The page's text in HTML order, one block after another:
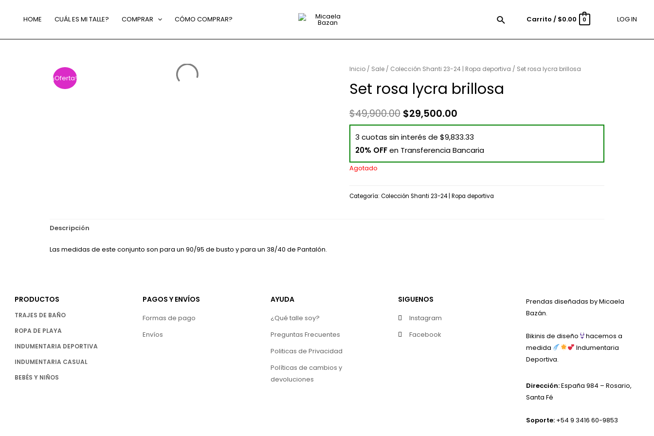
HOME CUÁL ES MI TALLE? COMPRAR CÓMO COMPRAR? Carrito / $0.00 0 LOG IN
¡Oferta!
Inicio/ Sale/ Colección Shanti 23-24 | Ropa deportiva / Set rosa lycra brillosa
Set rosa lycra brillosa
$49,900.00 $29,500.00
3 cuotas sin interés de $9,833.33
20% OFFen Transferencia Bancaria
Agotado
Categoría: Colección Shanti 23-24 | Ropa deportiva
Descripción
Las medidas de este conjunto son para un 90/95 de busto y para un 38/40 de Pantalón.
PRODUCTOS
TRAJES DE BAÑO
ROPA DE PLAYA
INDUMENTARIA DEPORTIVA
INDUMENTARIA CASUAL
BEBÉS Y NIÑOS
PAGOS Y ENVÍOS
Formas de pago
Envíos
AYUDA
¿Qué talle soy?
Preguntas Frecuentes
Politicas de Privacidad
Políticas de cambios y
devoluciones
SIGUENOS
Instagram
Facebook
Prendas diseñadas by Micaela
Bazán.
Bikinis de diseño
hacemos a
medida
Indumentaria
Deportiva.
Dirección:España 984 – Rosario,
Santa Fé
Soporte: +54 9 3416 60-9853